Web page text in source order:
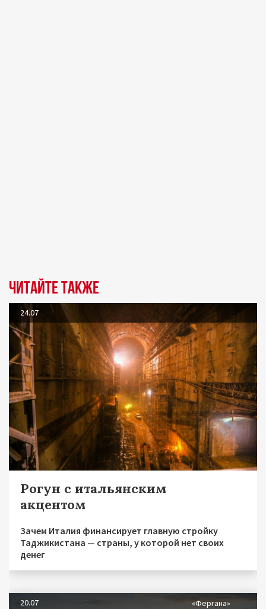
Читайте также
24.07
Рогун с итальянским
акцентом
Зачем Италия финансирует главную стройку
Таджикистана — страны, у которой нет своих
денег
20.07 «Фергана»